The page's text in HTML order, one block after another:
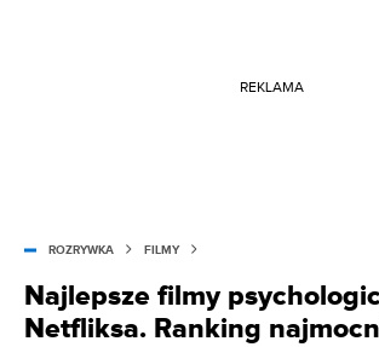
REKLAMA
ROZRYWKA FILMY
Najlepsze filmy
Netfliksa. Ranking